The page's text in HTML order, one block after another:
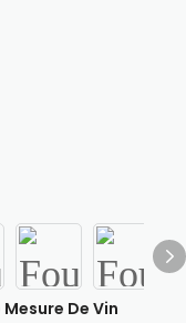
De Vin